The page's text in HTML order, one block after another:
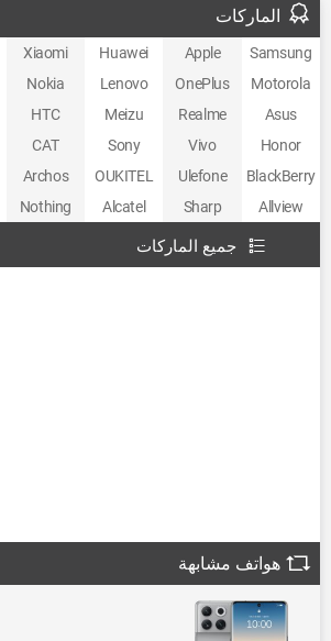
الماركات
Samsung
Apple
Huawei
Xiaomi
Motorola
OnePlus
Lenovo
Nokia
Asus
Realme
Meizu
HTC
Honor
Vivo
Sony
CAT
BlackBerry
Ulefone
OUKITEL
Archos
Allview
Sharp
Alcatel
Nothing
جميع الماركات
هواتف مشابهة